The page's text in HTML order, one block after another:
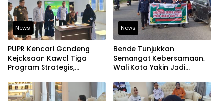
News
PUPR Kendari Gandeng
Kejaksaan Kawal Tiga
Program Strategis,
Bangun Infrastruktur
Berintegritas
News
Bende Tunjukkan
Semangat Kebersamaan,
Wali Kota Yakin Jadi
Lain